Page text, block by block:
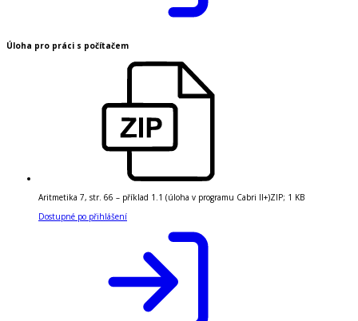
Úloha pro práci s počítačem
Aritmetika 7, str. 66 – příklad 1.1 (úloha v programu Cabri II+)ZIP; 1 KB
Dostupné po přihlášení